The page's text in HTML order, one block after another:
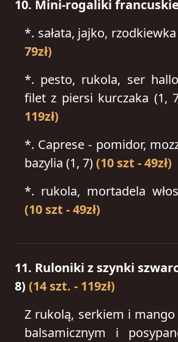
10. Mini-rogaliki
*. sałata, jajko,
79zł)
*. pesto, rukola, ser
filet z piersi kurczaka (1,
119zł)
*. Caprese - pomidor,
bazylia (1, 7)(10 szt - 49zł)
*. rukola, mortadela
(10 szt - 49zł)
11. Ruloniki z szynki
8) (14 szt. - 119zł)
Z rukolą, serkiem i
balsamicznym i